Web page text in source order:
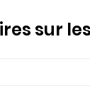
sur